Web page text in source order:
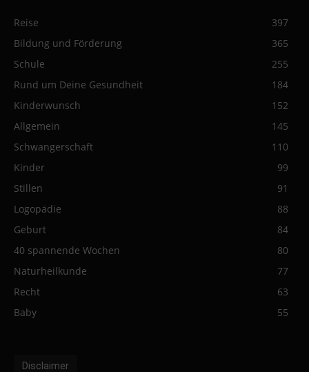
Reise
397
Bildung und Förderung
365
Schule
255
Rund um Deine Gesundheit
184
Kinderwunsch
152
Allgemein
145
Schwangerschaft
110
Kinder
99
Stillen
91
Logopädie
88
Geburt
84
40 spannende Wochen
80
Naturheilkunde
77
Recht
63
Baby
55
Disclaimer